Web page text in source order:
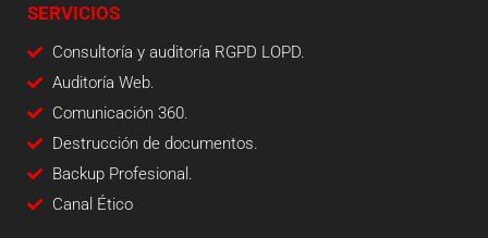
SERVICIOS
Consultoría y auditoría RGPD LOPD.
Auditoría Web.
Comunicación 360.
Destrucción de documentos.
Backup Profesional.
Canal Ético